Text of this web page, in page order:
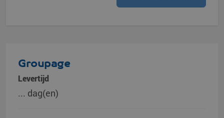
Groupage
Levertijd
... dag(en)